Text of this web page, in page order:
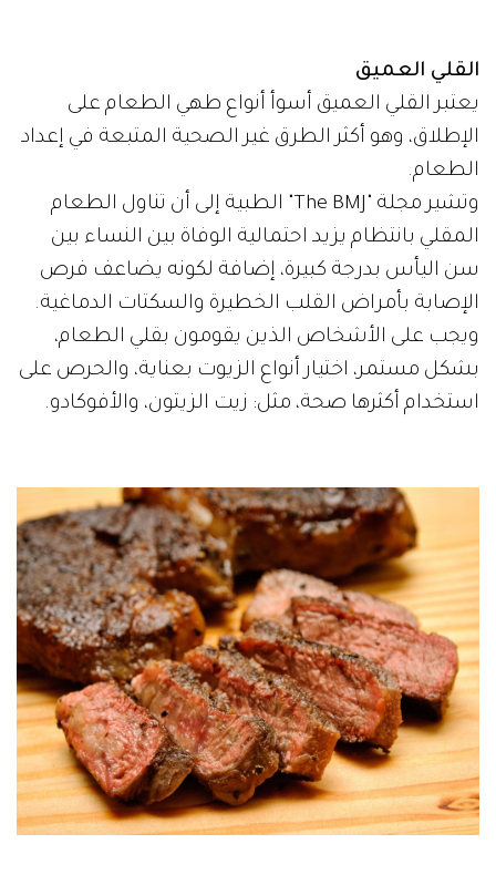
القلي العميق
يعتبر القلي العميق أسوأ أنواع طهي الطعام على
الإطلاق، وهو أكثر الطرق غير الصحية المتبعة في إعداد
الطعام.
وتشير مجلة "The BMJ" الطبية إلى أن تناول الطعام
المقلي بانتظام يزيد احتمالية الوفاة بين النساء بين
سن اليأس بدرجة كبيرة، إضافة لكونه يضاعف فرص
الإصابة بأمراض القلب الخطيرة والسكتات الدماغية.
ويجب على الأشخاص الذين يقومون بقلي الطعام،
بشكل مستمر، اختيار أنواع الزيوت بعناية، والحرص على
استخدام أكثرها صحة، مثل: زيت الزيتون، والأفوكادو.